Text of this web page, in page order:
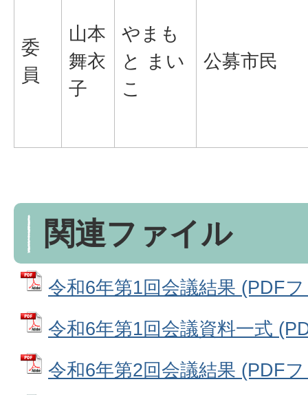
委
員
山本
舞衣
子
やまも
と まい
こ
公募市民
関連ファイル
令和6年第1回会議結果 (PDF
令和6年第1回会議資料一式
令和6年第2回会議結果 (PDF